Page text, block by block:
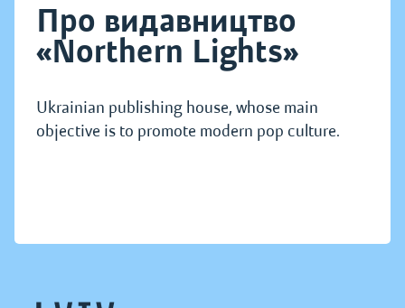
Про видавництво
«Northern Lights»
Ukrainian publishing house, whose main
objective is to promote modern pop culture.